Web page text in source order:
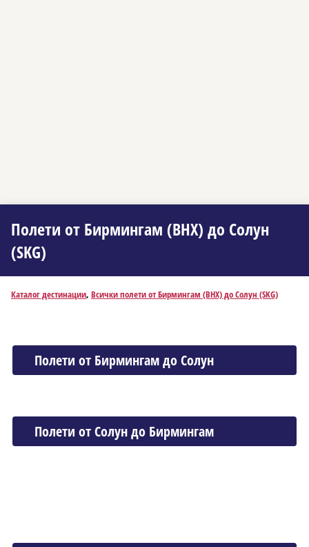
Полети от Бирмингам (BHX) до Солун
(SKG)
Каталог дестинации, Всички полети от Бирмингам (BHX) до Солун (SKG)
Полети от Бирмингам до Солун
Полети от Солун до Бирмингам